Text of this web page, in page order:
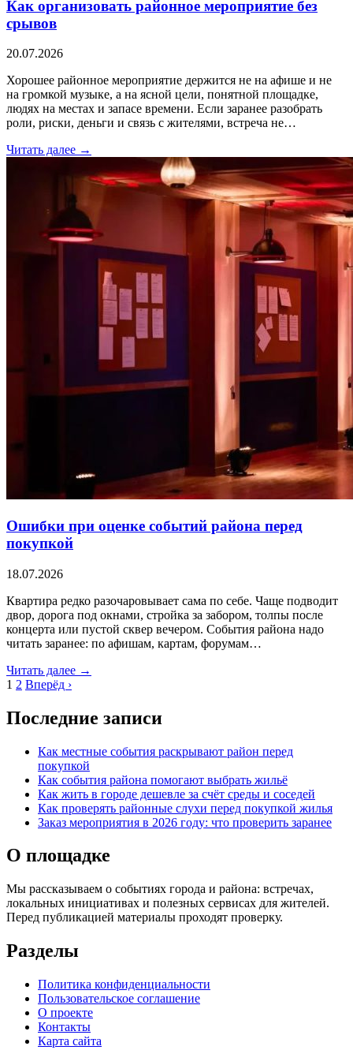
Как организовать районное мероприятие без
срывов
20.07.2026
Хорошее районное мероприятие держится не на афише и не
на громкой музыке, а на ясной цели, понятной площадке,
людях на местах и запасе времени. Если заранее разобрать
роли, риски, деньги и связь с жителями, встреча не…
Читать далее →
Ошибки при оценке событий района перед
покупкой
18.07.2026
Квартира редко разочаровывает сама по себе. Чаще подводит
двор, дорога под окнами, стройка за забором, толпы после
концерта или пустой сквер вечером. События района надо
читать заранее: по афишам, картам, форумам…
Читать далее →
1 2 Вперёд ›
Последние записи
Как местные события раскрывают район перед
покупкой
Как события района помогают выбрать жильё
Как жить в городе дешевле за счёт среды и соседей
Как проверять районные слухи перед покупкой жилья
Заказ мероприятия в 2026 году: что проверить заранее
О площадке
Мы рассказываем о событиях города и района: встречах,
локальных инициативах и полезных сервисах для жителей.
Перед публикацией материалы проходят проверку.
Разделы
Политика конфиденциальности
Пользовательское соглашение
О проекте
Контакты
Карта сайта